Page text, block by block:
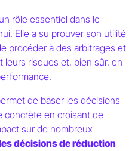
rôle essentiel dans le
Elle a su prouver son utilité
procéder à des arbitrages et
risques et, bien sûr, en
de baser les décisions
concrète en croisant de
sur de nombreux
décisions de réduction